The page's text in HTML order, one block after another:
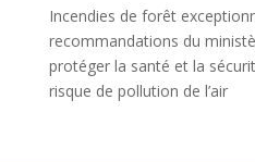
Incendies de forêt
recommandations du
protéger la santé et la
risque de pollution de l’air